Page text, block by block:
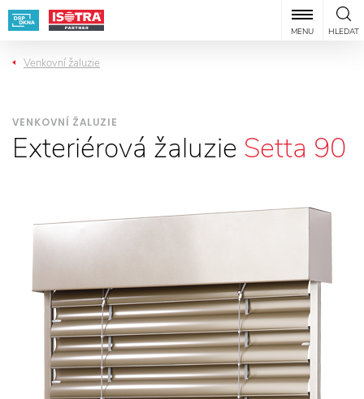
HLEDAT
MENU
Venkovní žaluzie
VENKOVNÍ ŽALUZIE
Exteriérová žaluzie Setta 90